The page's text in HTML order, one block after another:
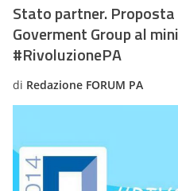
Stato partner.
Goverment Group al
#RivoluzionePA
di Redazione FORUM PA